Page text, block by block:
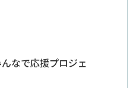
なで応援プロジェ